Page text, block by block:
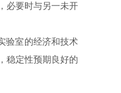
必要时与另一未开
验室的经济和技术
稳定性预期良好的